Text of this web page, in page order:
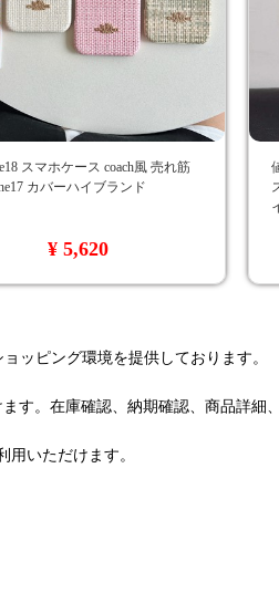
スマホケース coach風 売れ筋
カバーハイブランド
¥ 5,620
ッピング環境を提供しております。
す。在庫確認、納期確認、商品詳細
いただけます。